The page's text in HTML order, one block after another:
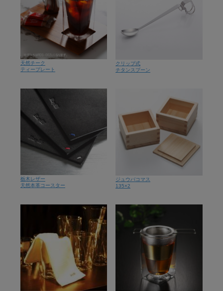
天然チーク
ティープレート
クリップ式
チタンスプーン
栃木レザー
天然本革コースター
ジュウバコマス
135×2